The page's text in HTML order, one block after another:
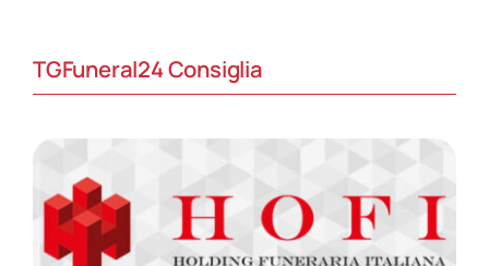
TGFuneral24 Consiglia